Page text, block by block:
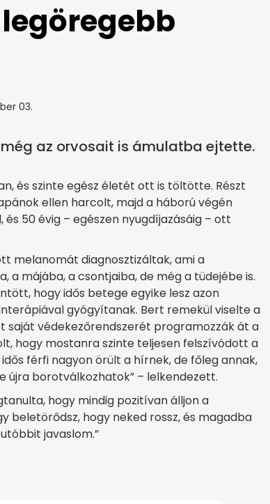
legöregebb
03.
az orvosait is ámulatba ejtette.
és szinte egész életét ott is töltötte. Részt
ellen harcolt, majd a háború végén
50 évig – egészen nyugdíjazásáig – ott
melanomát diagnosztizáltak, ami a
májába, a csontjaiba, de még a tüdejébe is.
hogy idős betege egyike lesz azon
gyógyítanak. Bert remekül viselte a
saját védekezőrendszerét programozzák át a
hogy mostanra szinte teljesen felszívódott a
férfi nagyon örült a hírnek, de főleg annak,
újra borotválkozhatok” – lelkendezett.
hogy mindig pozitívan álljon a
beletörődsz, hogy neked rossz, és magadba
javaslom.”